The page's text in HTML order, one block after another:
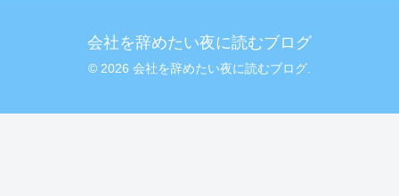
会社を辞めたい夜に読むブログ
© 2026 会社を辞めたい夜に読むブログ.